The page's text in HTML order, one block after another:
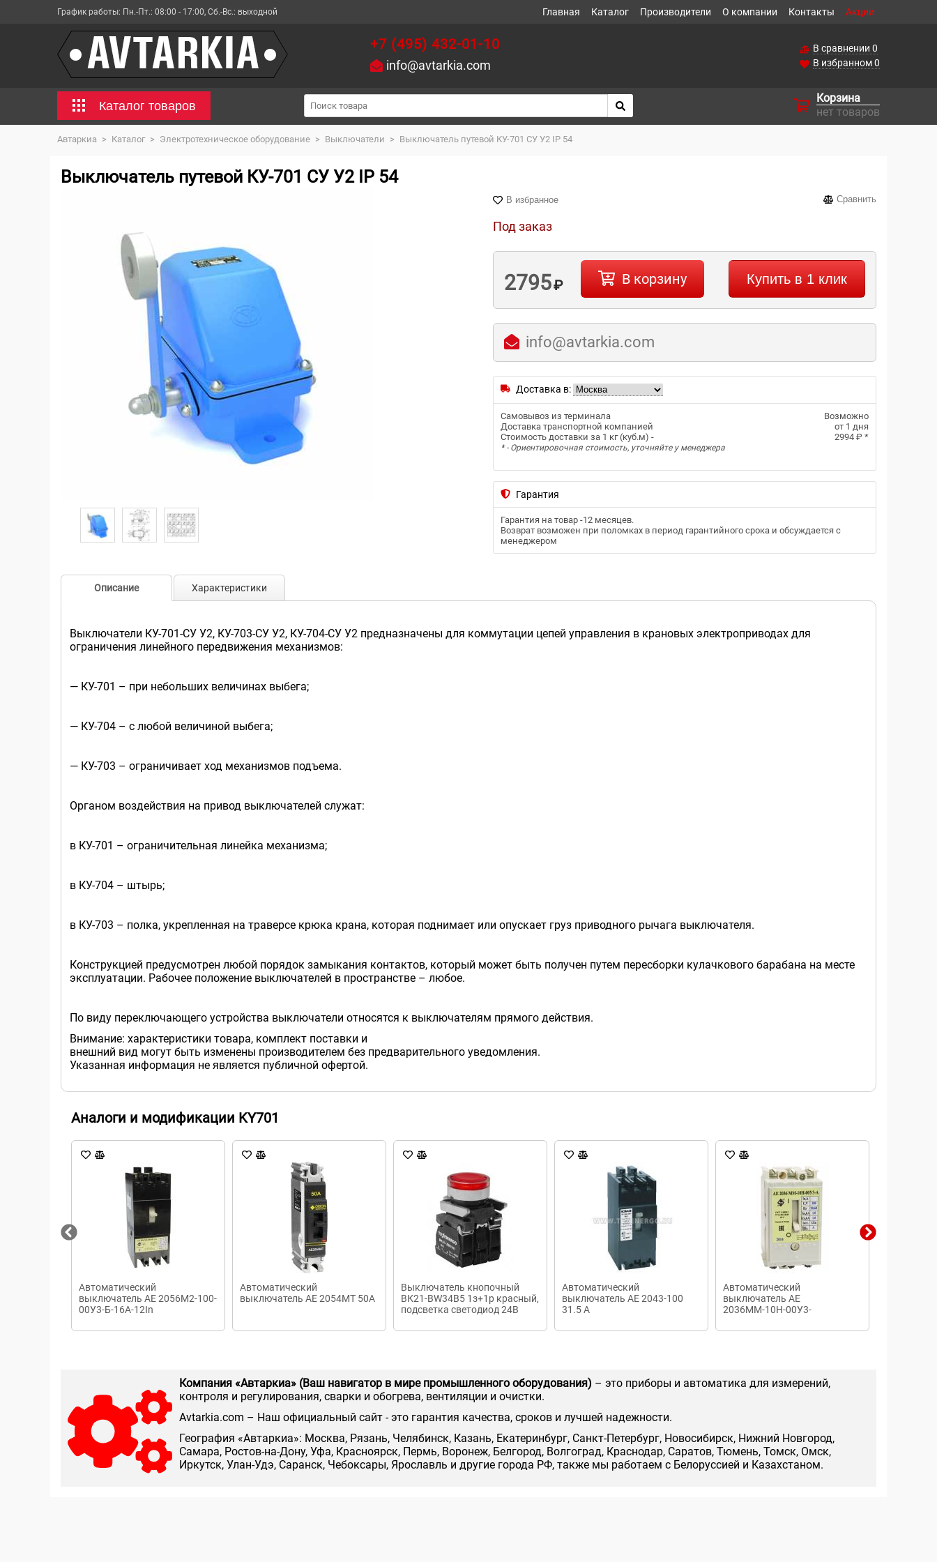
График работы: Пн.-Пт.: 08:00 - 17:00, Сб.-Вс.: выходной Главная Каталог Производители О компании Контакты Акции
+7 (495) 432-01-10
info@avtarkia.com
В сравнении 0
В избранном0
Каталог товаров
Корзина
нет товаров
Автаркиа > Каталог > Электротехническое оборудование > Выключатели > Выключатель путевой КУ-701 СУ У2 IP 54
Выключатель путевой КУ-701 СУ У2 IP 54
В избранное Сравнить
Под заказ
2795₽ В корзину Купить в 1 клик
info@avtarkia.com
Доставка в:
Самовывоз из терминала
Возможно
Доставка транспортной компанией
от 1 дня
Стоимость доставки за 1 кг (куб.м) -
2994 ₽ *
* - Ориентировочная стоимость, уточняйте у менеджера
Гарантия
Гарантия на товар -12 месяцев.
Возврат возможен при поломках в период гарантийного срока и обсуждается с
менеджером
Описание Характеристики
Выключатели КУ-701-СУ У2, КУ-703-СУ У2, КУ-704-СУ У2 предназначены для коммутации цепей управления в крановых электроприводах для
ограничения линейного передвижения механизмов:
— КУ-701 – при небольших величинах выбега;
— КУ-704 – с любой величиной выбега;
— КУ-703 – ограничивает ход механизмов подъема.
Органом воздействия на привод выключателей служат:
в КУ-701 – ограничительная линейка механизма;
в КУ-704 – штырь;
в КУ-703 – полка, укрепленная на траверсе крюка крана, которая поднимает или опускает груз приводного рычага выключателя.
Конструкцией предусмотрен любой порядок замыкания контактов, который может быть получен путем пересборки кулачкового барабана на месте
эксплуатации. Рабочее положение выключателей в пространстве – любое.
По виду переключающего устройства выключатели относятся к выключателям прямого действия.
Внимание: характеристики товара, комплект поставки и
внешний вид могут быть изменены производителем без предварительного уведомления.
Указанная информация не является публичной офертой.
Аналоги и модификации KY701
Автоматический
выключатель AE 2056M2-100-
00У3-Б-16А-12In
Автоматический
выключатель АЕ 2054МТ 50А
Выключатель кнопочный
ВК21-ВW34B5 1з+1р красный,
подсветка светодиод 24В
Автоматический
выключатель АЕ 2043-100
31.5 А
Автоматический
выключатель AE
2036ММ-10Н-00У3-
Компания «Автаркиа» (Ваш навигатор в мире промышленного оборудования) – это приборы и автоматика для измерений,
контроля и регулирования, сварки и обогрева, вентиляции и очистки.
Аvtarkia.com – Наш официальный сайт - это гарантия качества, сроков и лучшей надежности.
География «Автаркиа»: Москва, Рязань, Челябинск, Казань, Екатеринбург, Санкт-Петербург, Новосибирск, Нижний Новгород,
Самара, Ростов-на-Дону, Уфа, Красноярск, Пермь, Воронеж, Белгород, Волгоград, Краснодар, Саратов, Тюмень, Томск, Омск,
Иркутск, Улан-Удэ, Саранск, Чебоксары, Ярославль и другие города РФ, также мы работаем с Белоруссией и Казахстаном.